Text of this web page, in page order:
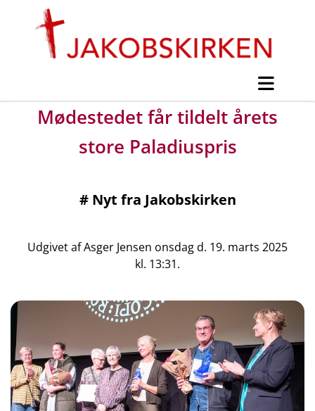
Mødestedet får tildelt årets
store Paladiuspris
# Nyt fra Jakobskirken
Udgivet af Asger Jensen onsdag d. 19. marts 2025
kl. 13:31.